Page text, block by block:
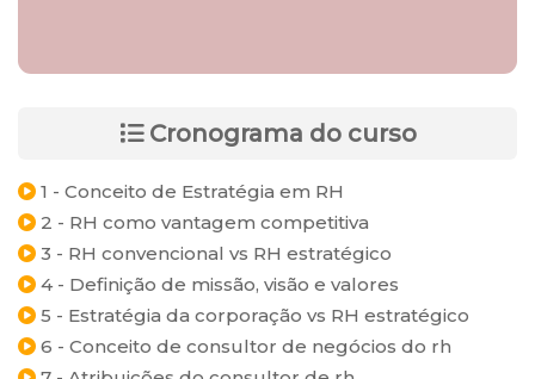
Cronograma do curso
1 - Conceito de Estratégia em RH
2 - RH como vantagem competitiva
3 - RH convencional vs RH estratégico
4 - Definição de missão, visão e valores
5 - Estratégia da corporação vs RH estratégico
6 - Conceito de consultor de negócios do rh